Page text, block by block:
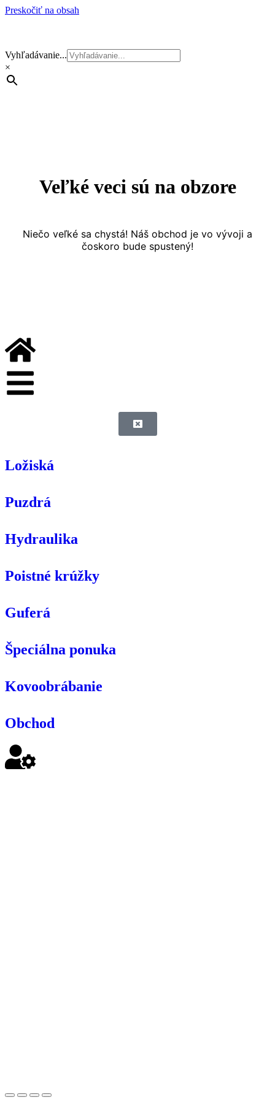
Preskočiť na obsah
Vyhľadávanie...
×
Veľké veci sú na obzore
Niečo veľké sa chystá! Náš obchod je vo vývoji a
čoskoro bude spustený!
Ložiská
Puzdrá
Hydraulika
Poistné krúžky
Guferá
Špeciálna ponuka
Kovoobrábanie
Obchod